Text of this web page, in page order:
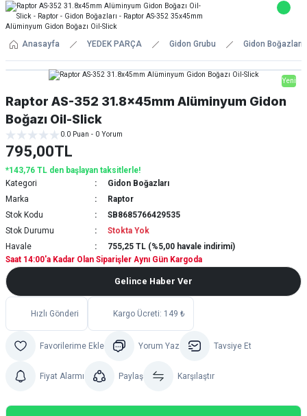
Anasayfa YEDEK PARÇA Gidon Grubu Gidon Boğazları
Yeni
Raptor AS-352 31.8x45mm Alüminyum Gidon
Boğazı Oil-Slick
0.0 Puan - 0 Yorum
795,00TL
*143,76 TL den başlayan taksitlerle!
Kategori
Gidon Boğazları
Marka
Raptor
Stok Kodu
SB8685766429535
Stok Durumu
Stokta Yok
Havale
755,25 TL (%5,00 havale indirimi)
Saat 14:00'a Kadar Olan Siparişler Aynı Gün Kargoda
Gelince Haber Ver
Hızlı Gönderi Kargo Ücreti: 149 ₺
Yorum Yaz Tavsiye Et
Fiyat Alarmı Paylaş Karşılaştır